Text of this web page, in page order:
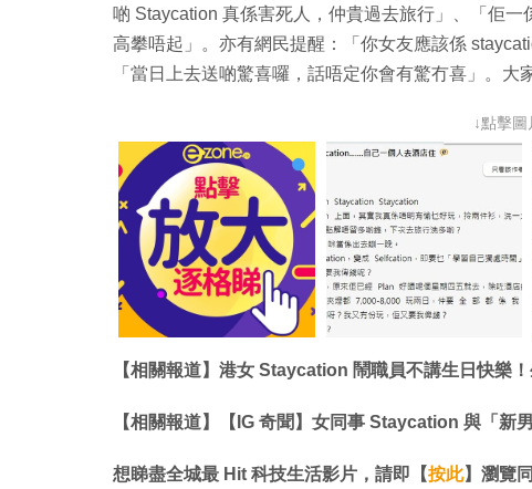
啲 Staycation 真係害死人，仲貴過去旅行」、「佢
高攀唔起」。亦有網民提醒：「你女友應該係
「當日上去送啲驚喜囉，話唔定你會有驚冇喜」。大
↓點擊圖
【相關報道】港女 Staycation 鬧職員不講生日快樂
【相關報道】【IG 奇聞】女同事 Staycation 與「新
想睇盡全城最 Hit 科技生活影片，請即【按此】瀏覽